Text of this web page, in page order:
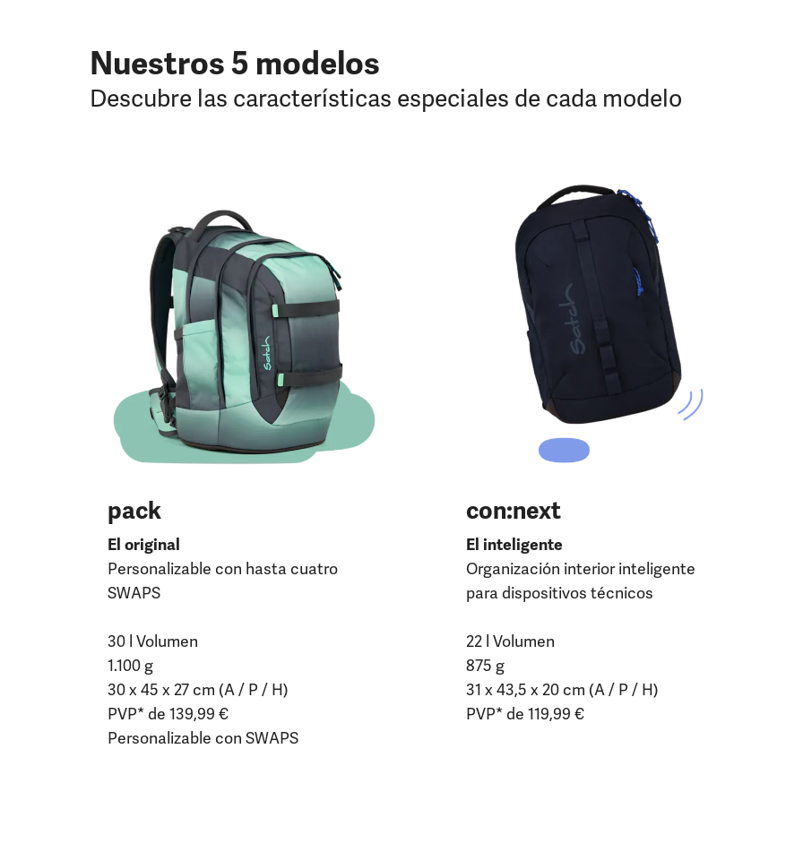
Nuestros 5 modelos
Descubre las características especiales de cada modelo
pack
El original
Personalizable con hasta cuatro
SWAPS
30 l Volumen
1.100 g
30 x 45 x 27 cm (A / P / H)
PVP* de 139,99 €
Personalizable con SWAPS
con:next
El inteligente
Organización interior inteligente
para dispositivos técnicos
22 l Volumen
875 g
31 x 43,5 x 20 cm (A / P / H)
PVP* de 119,99 €